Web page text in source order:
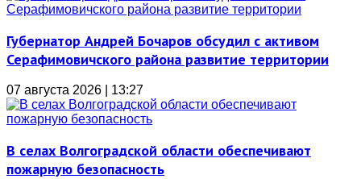
Губернатор Андрей Бочаров обсудил с активом
Серафимовичского района развитие территории
07 августа 2026 | 13:27
В селах Волгоградской области обеспечивают
пожарную безопасность